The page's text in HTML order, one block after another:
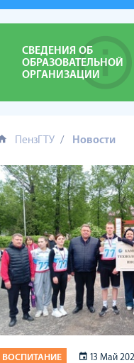
СВЕДЕНИЯ ОБ
ОБРАЗОВАТЕЛЬНОЙ
ОРГАНИЗАЦИИ
ПензГТУ Новости
ВОСПИТАНИЕ 13 Май